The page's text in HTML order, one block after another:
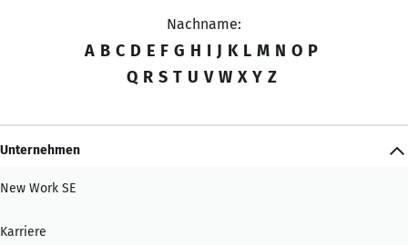
Nachname:
A B C D E F G H I J K L M N O P
Q R S T U V W X Y Z
Unternehmen
New Work SE
Karriere